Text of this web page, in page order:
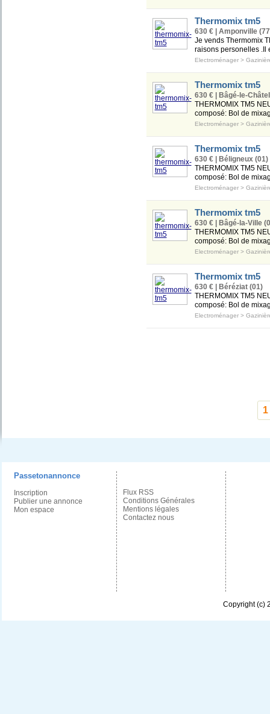
Thermomix tm5
630 € | Amponville
Je vends Thermomix
raisons personelles .Il
Electroménager>
Thermomix tm5
630 € | Bâgé-le-
THERMOMIX TM5
composé: Bol de
Electroménager>
Thermomix tm5
630 € | Béligneux (01)
THERMOMIX TM5
composé: Bol de
Electroménager>
Thermomix tm5
630 € | Bâgé-la-Ville
THERMOMIX TM5
composé: Bol de
Electroménager>
Thermomix tm5
630 € | Béréziat (01)
THERMOMIX TM5
composé: Bol de
Electroménager>
1
Passetonannonce
Inscription
Publier une annonce
Mon espace
Flux RSS
Conditions Générales
Mentions légales
Contactez nous
Copyright (c)